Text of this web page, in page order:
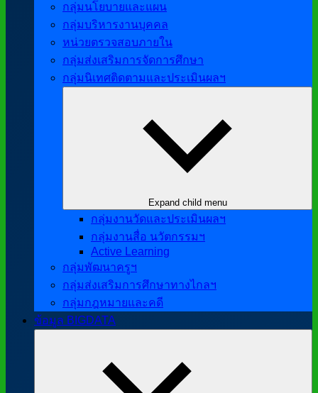
กลุ่มนโยบายและแผน
กลุ่มบริหารงานบุคคล
หน่วยตรวจสอบภายใน
กลุ่มส่งเสริมการจัดการศึกษา
กลุ่มนิเทศติดตามและประเมินผลฯ
Expand child menu
กลุ่มงานวัดและประเมินผลฯ
กลุ่มงานสื่อ นวัตกรรมฯ
Active Learning
กลุ่มพัฒนาครูฯ
กลุ่มส่งเสริมการศึกษาทางไกลฯ
กลุ่มกฎหมายและคดี
ข้อมูล BIGDATA